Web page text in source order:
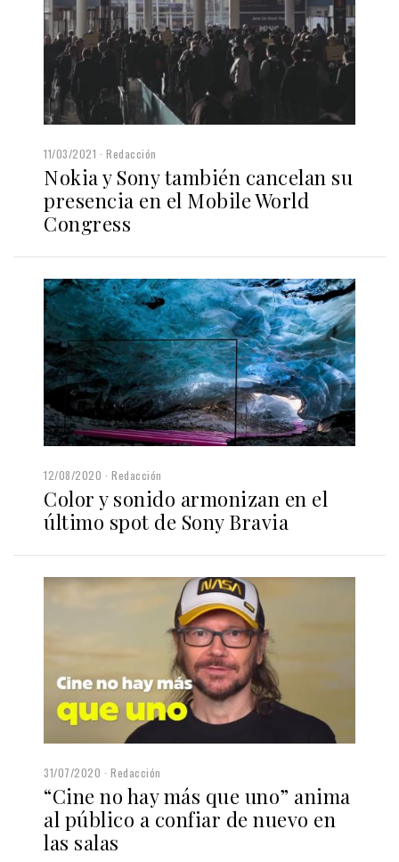
11/03/2021 Redacción
Nokia y Sony también cancelan su
presencia en el Mobile World
Congress
12/08/2020 Redacción
Color y sonido armonizan en el
último spot de Sony Bravia
31/07/2020 Redacción
“Cine no hay más que uno” anima
al público a confiar de nuevo en
las salas